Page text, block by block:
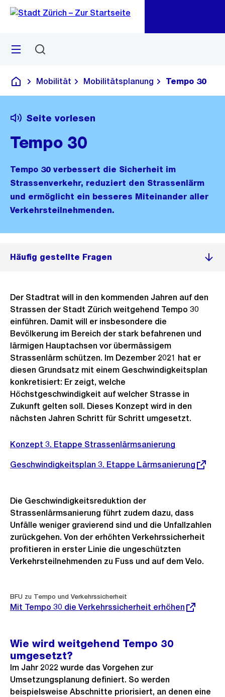
Navigation
Sprunglink
Menü
Deutsch
Mobilität Mobilitätsplanung Tempo 30
Seite vorlesen
Tempo 30
Tempo 30 verbessert die Sicherheit im
Strassenverkehr, reduziert den Strassenlärm
und ermöglicht ein besseres Miteinander aller
Verkehrsteilnehmenden.
Häufig gestellte Fragen
Der Stadtrat will in den kommenden Jahren auf den
Strassen der Stadt Zürich weitgehend Tempo 30
einführen. Damit will er insbesondere die
Bevölkerung im Bereich der stark befahrenen und
lärmigen Hauptachsen vor übermässigem
Strassenlärm schützen. Im Dezember 2021 hat er
diesen Grundsatz mit einem Geschwindigkeitsplan
konkretisiert: Er zeigt, welche
Höchstgeschwindigkeit auf welcher Strasse in
Zukunft gelten soll. Dieses Konzept wird in den
nächsten Jahren Schritt für Schritt umgesetzt.
Konzept 3. Etappe Strassenlärmsanierung
Externer
Geschwindigkeitsplan 3. Etappe Lärmsanierung
Die Geschwindigkeitsreduktion der
Strassenlärmsanierung führt zudem dazu, dass
Unfälle weniger gravierend sind und die Unfallzahlen
zurückgehen. Von der erhöhten Verkehrssicherheit
profitieren in erster Linie die ungeschützten
Verkehrsteilnehmenden zu Fuss und auf dem Velo.
BFU zu Tempo und Verkehrssicherheit
Externer
Link:
Mit Tempo 30 die Verkehrssicherheit erhöhen
Wie wird weitgehend Tempo 30
umgesetzt?
Im Jahr 2022 wurde das Vorgehen zur
Umsetzungsplanung definiert. So werden
beispielsweise Abschnitte priorisiert, an denen eine